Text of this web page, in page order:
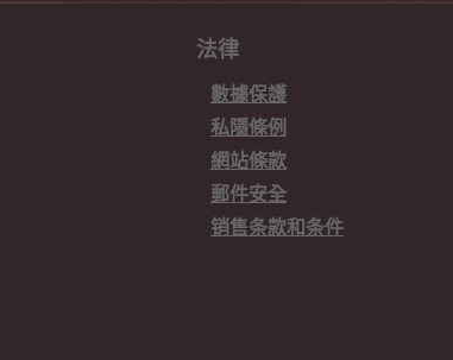
法律
數據保護
私隱條例
網站條款
郵件安全
销售条款和条件